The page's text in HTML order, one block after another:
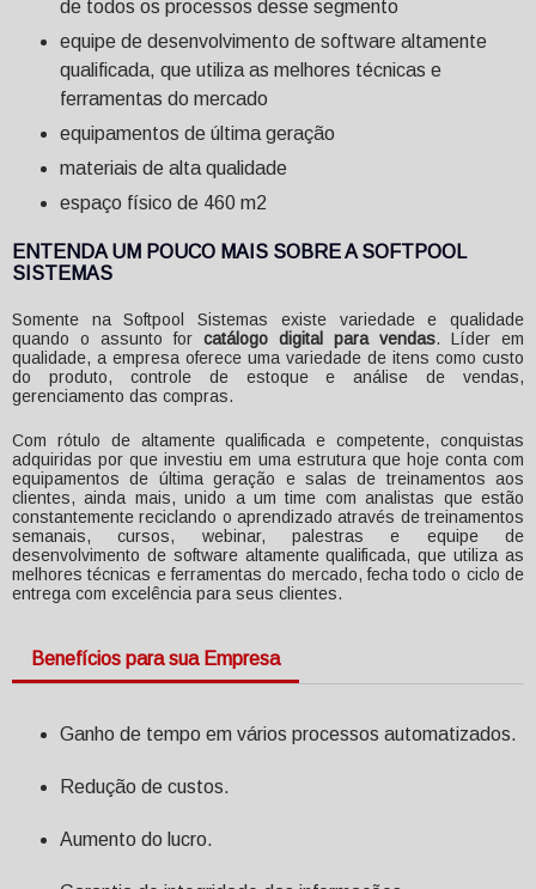
de todos os processos desse segmento
equipe de desenvolvimento de software altamente
qualificada, que utiliza as melhores técnicas e
ferramentas do mercado
equipamentos de última geração
materiais de alta qualidade
espaço físico de 460 m2
ENTENDA UM POUCO MAIS SOBRE A SOFTPOOL
SISTEMAS
Somente na Softpool Sistemas existe variedade e qualidade
quando o assunto for catálogo digital para vendas. Líder em
qualidade, a empresa oferece uma variedade de itens como custo
do produto, controle de estoque e análise de vendas,
gerenciamento das compras.
Com rótulo de altamente qualificada e competente, conquistas
adquiridas por que investiu em uma estrutura que hoje conta com
equipamentos de última geração e salas de treinamentos aos
clientes, ainda mais, unido a um time com analistas que estão
constantemente reciclando o aprendizado através de treinamentos
semanais, cursos, webinar, palestras e equipe de
desenvolvimento de software altamente qualificada, que utiliza as
melhores técnicas e ferramentas do mercado, fecha todo o ciclo de
entrega com excelência para seus clientes.
Benefícios para sua Empresa
Ganho de tempo em vários processos automatizados.
Redução de custos.
Aumento do lucro.